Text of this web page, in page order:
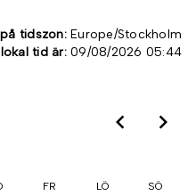
tidszon:Europe/Stockholm
tid är:09/08/2026 05:44
keyboard_arrow_left keyboard_arrow_right
FR LÖ SÖ